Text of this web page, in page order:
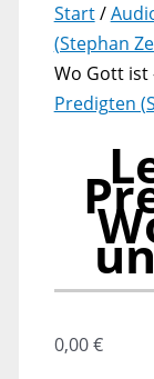
Start/
(Stephan
Wo Gott ist
Predigten
0,00€